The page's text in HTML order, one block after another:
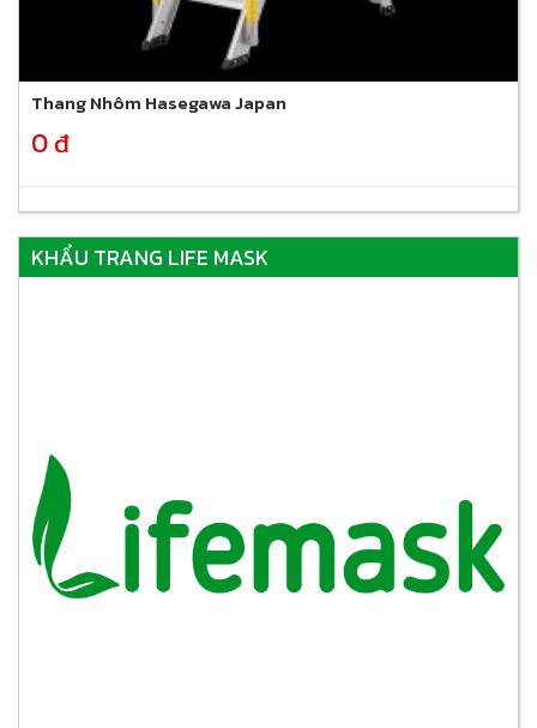
Thang Nhôm Hasegawa Japan
0 đ
KHẨU TRANG LIFE MASK